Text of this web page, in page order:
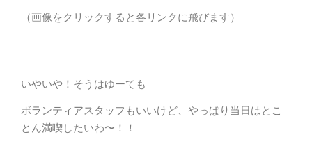
（画像をクリックすると各リンクに飛びます）
いやいや！そうはゆーても
ボランティアスタッフもいいけど、やっぱり当日はとこ
とん満喫したいわ〜！！